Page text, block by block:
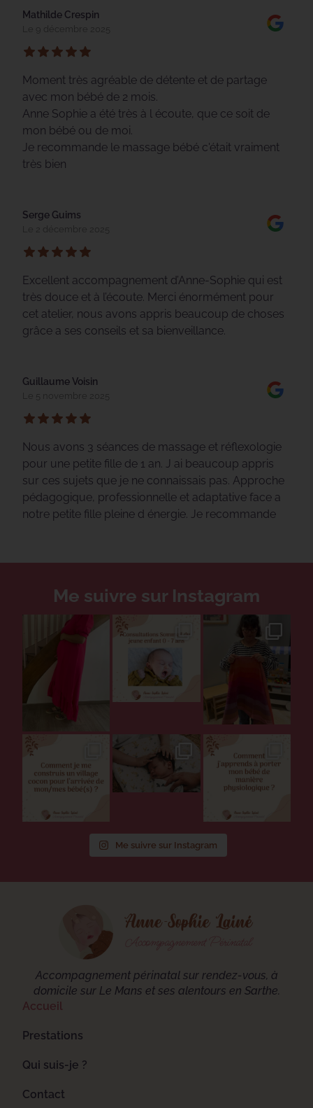
Mathilde Crespin
Moment très agréable de détente et de partage
avec mon bébé de 2 mois.
Anne Sophie a été très à l écoute, que ce soit de
mon bébé ou de moi.
Je recommande le massage bébé c'était vraiment
très bien
Serge Guims
Excellent accompagnement d’Anne-Sophie qui est
très douce et à l’écoute. Merci énormément pour
cet atelier, nous avons appris beaucoup de choses
grâce a ses conseils et sa bienveillance.
Guillaume Voisin
Le 5 novembre 2025
Nous avons 3 séances de massage et réflexologie
pour une petite fille de 1 an. J ai beaucoup appris
sur ces sujets que je ne connaissais pas. Approche
pédagogique, professionnelle et adaptative face a
notre petite fille pleine d énergie. Je recommande
Me suivre sur Instagram
Me suivre sur Instagram
Accompagnement périnatal sur rendez-vous, à
domicile sur Le Mans et ses alentours en Sarthe.
Accueil
Prestations
Qui suis-je ?
Contact